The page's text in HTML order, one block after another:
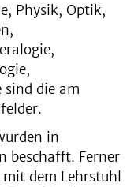
Physik, Optik,
die am
in
beschafft. Ferner
dem Lehrstuhl